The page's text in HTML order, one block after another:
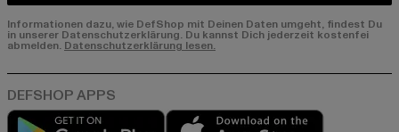
Informationen dazu, wie DefShop mit Deinen Daten umgeht, findest Du
in unserer Datenschutzerklärung. Du kannst Dich jederzeit kostenfei
abmelden. Datenschutzerklärung lesen.
Play market